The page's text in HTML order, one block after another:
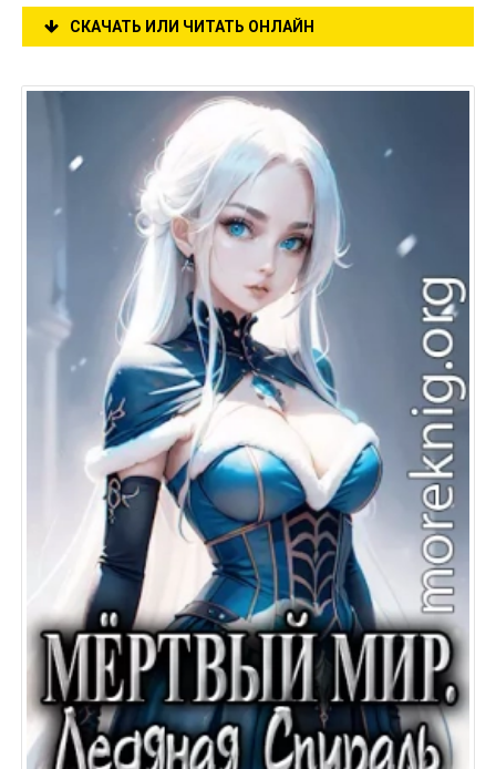
СКАЧАТЬ ИЛИ ЧИТАТЬ ОНЛАЙН